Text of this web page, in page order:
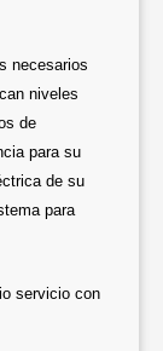
necesarios
niveles
de
para su
de su
para
servicio con